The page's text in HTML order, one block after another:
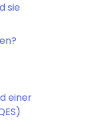
sie
einer